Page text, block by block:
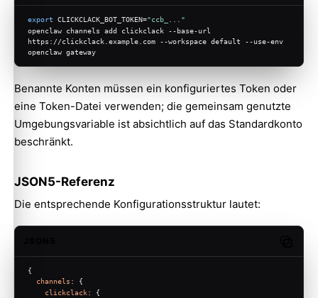
export CLICKCLACK_BOT_TOKEN="ccb_..."
openclaw channels add clickclack --base-url
https://clickclack.example.com --workspace default --use-env
openclaw gateway
Benannte Konten müssen ein konfiguriertes Token oder
eine Token-Datei verwenden; die gemeinsam genutzte
Umgebungsvariable ist absichtlich auf das Standardkonto
beschränkt.
JSON5-Referenz
Die entsprechende Konfigurationsstruktur lautet:
{
channels : {
clickclack: {